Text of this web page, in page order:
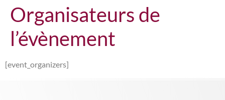
Organisateurs de
l’évènement
[event_organizers]